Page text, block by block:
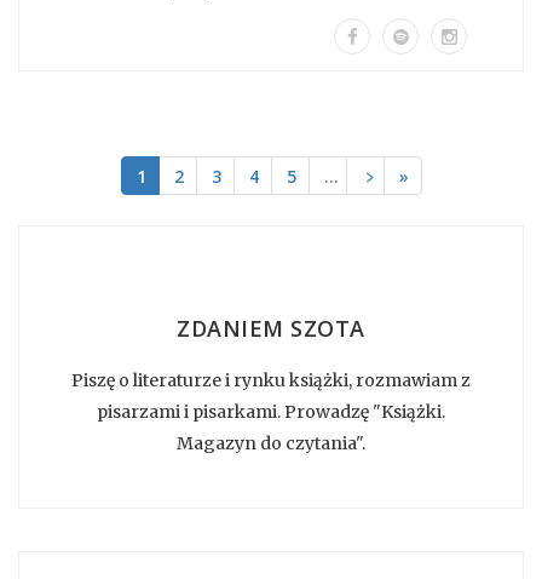
1 2 3 4 5 … ﹥ »
ZDANIEM SZOTA
Piszę o literaturze i rynku książki, rozmawiam z
pisarzami i pisarkami. Prowadzę "Książki.
Magazyn do czytania".